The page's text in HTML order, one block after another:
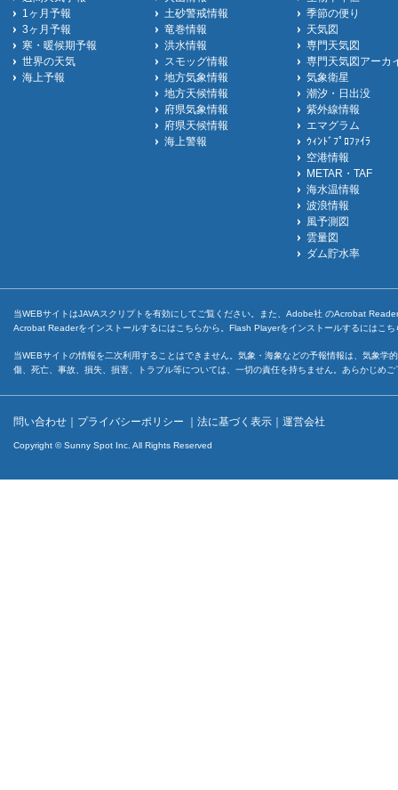
1ヶ月予報
3ヶ月予報
寒・暖候期予報
世界の天気
海上予報
土砂警戒情報
竜巻情報
洪水情報
スモッグ情報
地方気象情報
地方天候情報
府県気象情報
府県天候情報
海上警報
季節の便り
天気図
専門天気図
専門天気図アーカ
気象衛星
潮汐・日出没
紫外線情報
エマグラム
ｳｨﾝﾄﾞﾌﾟﾛﾌｧｲﾗ
空港情報
METAR・TAF
海水温情報
波浪情報
風予測図
雲量図
ダム貯水率
当WEBサイトはJAVAスクリプトを有効にしてご覧ください。また、Adobe社 のAcrobat
Acrobat Readerをインストールするには こちらから。Flash Playerをインストールするには こち
当WEBサイトの情報を二次利用することはできません。気象・海象などの予報情報は、気象
傷、死亡、事故、損失、損害、トラブル等については、一切の責任を持ちません。あらかじめ
問い合わせ ｜ プライバシーポリシー ｜ 法に基づく表示 ｜ 運営会社
Copyright © Sunny Spot Inc. All Rights Reserved